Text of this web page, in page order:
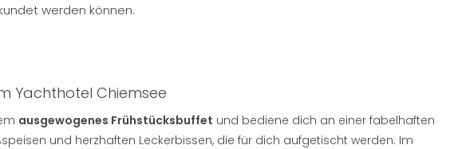
werden können.
Yachthotel Chiemsee
ausgewogenes Frühstücksbuffet und bediene dich an einer fabelhaften
und herzhaften Leckerbissen, die für dich aufgetischt werden. Im